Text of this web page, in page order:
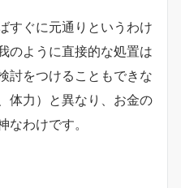
すぐに元通りというわけ
のように直接的な処置は
討をつけることもできな
体力）と異なり、お金の
なわけです。